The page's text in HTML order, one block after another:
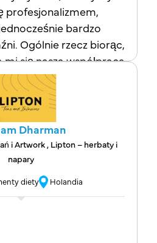
profesjonalizmem,
bardzo
Ogólnie rzecz biorąc,
się nasza współpraca
gotowego projektu.
Dharman
i Artwork , Lipton – herbaty i
napary
diety Holandia